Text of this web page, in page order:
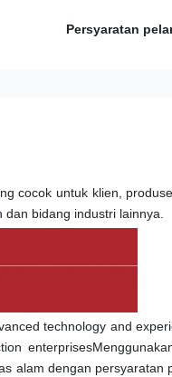
Persyaratan
cocok untuk klien,
bidang industri lainnya.
technology and
alam dengan persyaratan